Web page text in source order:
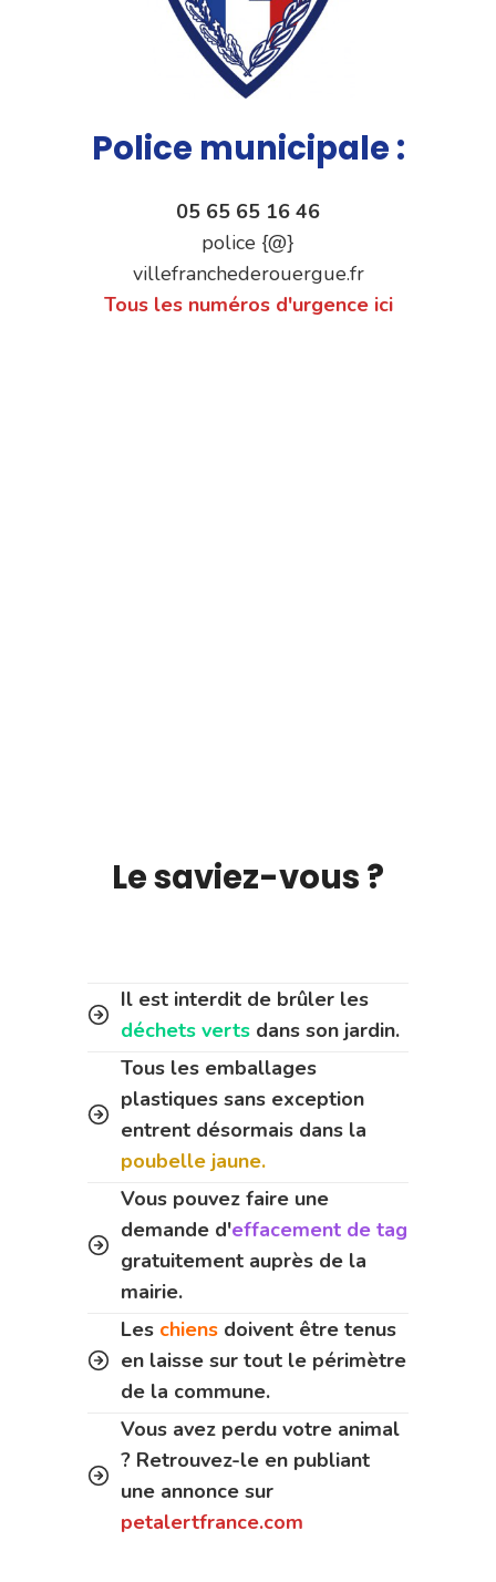
Police municipale :
05 65 65 16 46
police {@}
villefranchederouergue.fr
Tous les numéros d'urgence ici
Le saviez-vous ?
Il est interdit de brûler les
déchets verts dans son jardin.
Tous les emballages
plastiques sans exception
entrent désormais dans la
poubelle jaune.
Vous pouvez faire une
demande d'effacement de tag
gratuitement auprès de la
mairie.
Les chiens doivent être tenus
en laisse sur tout le périmètre
de la commune.
Vous avez perdu votre animal
? Retrouvez-le en publiant
une annonce sur
petalertfrance.com